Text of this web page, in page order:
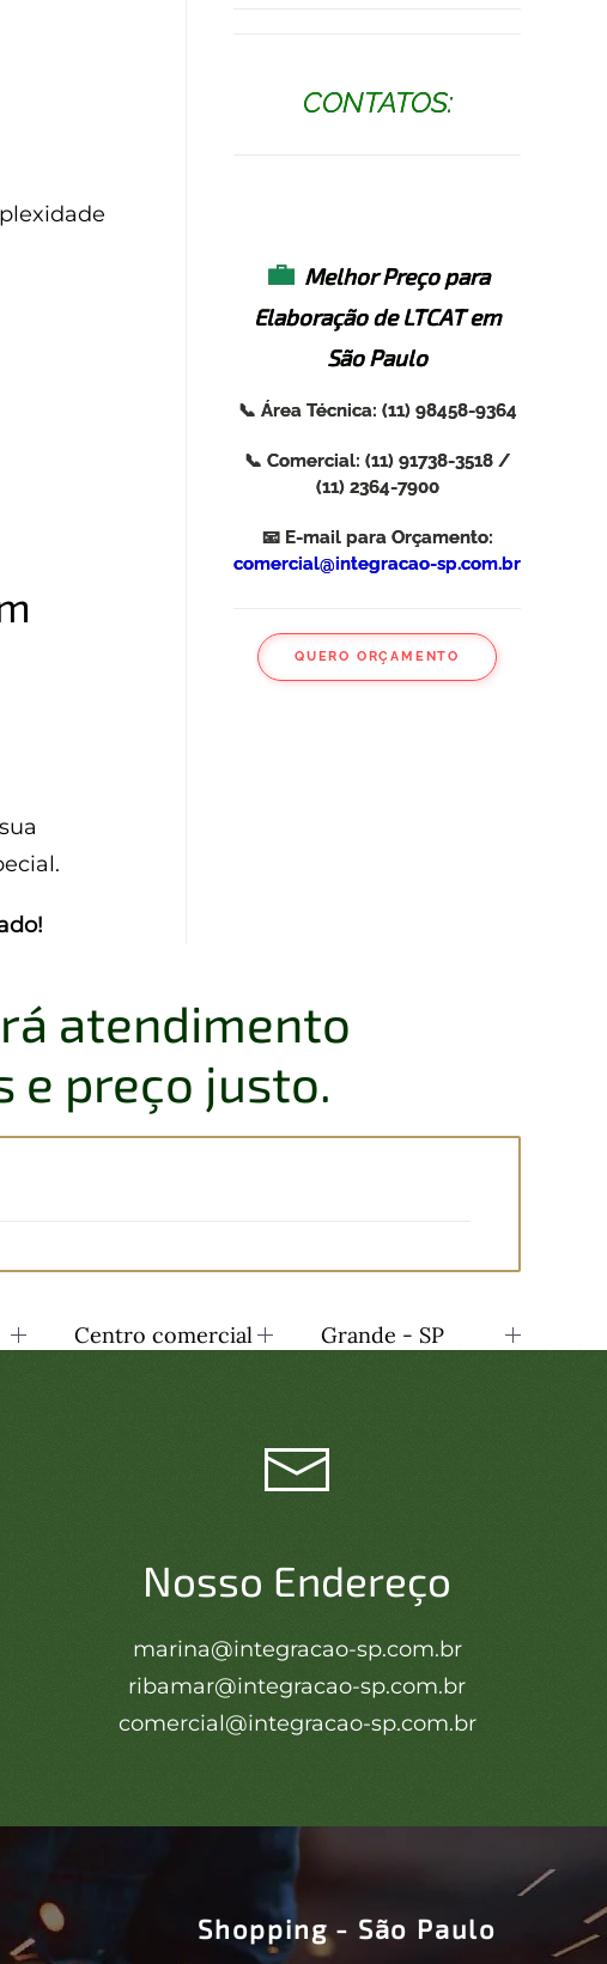
CONTATOS:
💼 Melhor Preço para
Elaboração de LTCAT em
São Paulo
📞 Área Técnica: (11) 98458-9364
📞 Comercial: (11) 91738-3518 /
(11) 2364-7900
📧 E-mail para Orçamento:
comercial@integracao-sp.com.br
QUERO ORÇAMENTO
atendimento
e preço justo.
Centro comercial Grande - SP
Nosso Endereço
marina@integracao-sp.com.br
ribamar@integracao-sp.com.br
comercial@integracao-sp.com.br
Shopping - São Paulo